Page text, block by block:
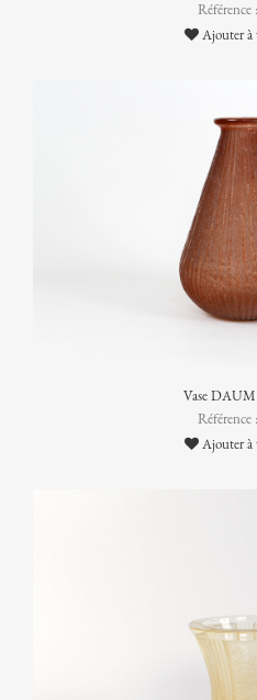
Référence
Ajouter à
Vase
Référence
Ajouter à